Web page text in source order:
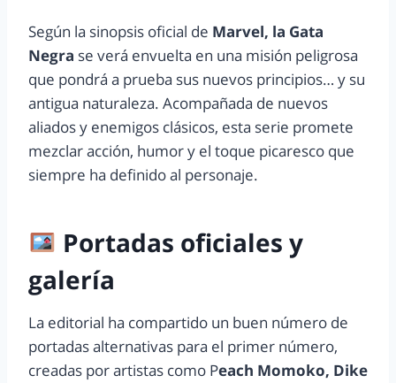
Según la sinopsis oficial de Marvel, la Gata
Negra se verá envuelta en una misión peligrosa
que pondrá a prueba sus nuevos principios… y su
antigua naturaleza. Acompañada de nuevos
aliados y enemigos clásicos, esta serie promete
mezclar acción, humor y el toque picaresco que
siempre ha definido al personaje.
Portadas oficiales y
galería
La editorial ha compartido un buen número de
portadas alternativas para el primer número,
creadas por artistas como Peach Momoko, Dike